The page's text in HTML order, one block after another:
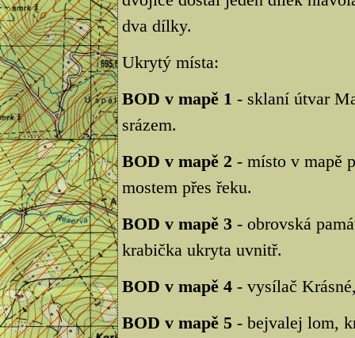
dva dílky.
Ukrytý místa:
BOD v mapě 1 - sklaní útvar
srázem.
BOD v mapě 2 - místo v mapě
mostem přes řeku.
BOD v mapě 3- obrovská
krabička ukryta uvnitř.
BOD v mapě 4- vysílač
BOD v mapě 5- bejvalej lom,